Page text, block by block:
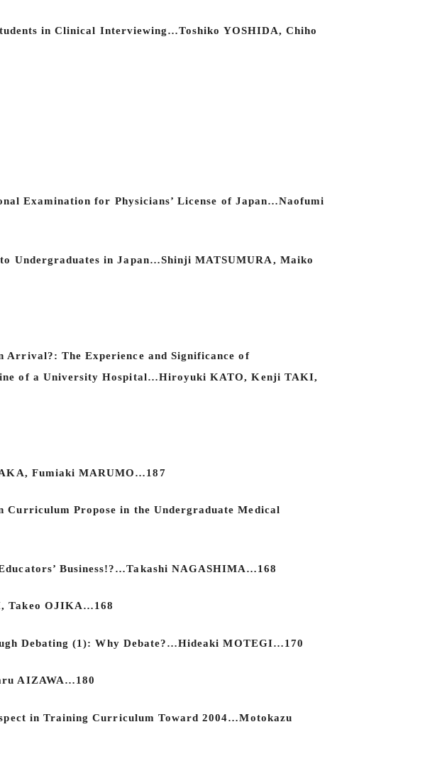
in Clinical Interviewing…Toshiko YOSHIDA, Chiho
Examination for Physicians’ License of Japan…Naofumi
Undergraduates in Japan…Shinji MATSUMURA, Maiko
Arrival?: The Experience and Significance of
of a University Hospital…Hiroyuki KATO, Kenji TAKI,
Fumiaki MARUMO…187
Curriculum Propose in the Undergraduate Medical
Business!?…Takashi NAGASHIMA…168
Takeo OJIKA…168
Debating (1): Why Debate?…Hideaki MOTEGI…170
AIZAWA…180
in Training Curriculum Toward 2004…Motokazu